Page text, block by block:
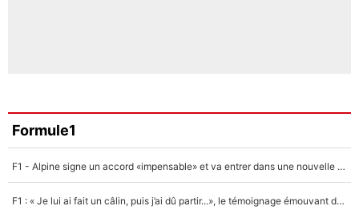
Formule1
F1 - Alpine signe un accord «impensable» et va entrer dans une nouvelle dimension : Grande nouvelle pour Pierre Gasly !
F1 : « Je lui ai fait un câlin, puis j’ai dû partir...», le témoignage émouvant de Max Verstappen sur sa fille